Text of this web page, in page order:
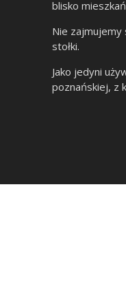
blisko
Nie zajmujemy
stołki.
Jako jedyni
poznańskiej, z